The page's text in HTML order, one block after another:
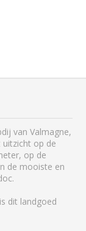
van Valmagne,
uitzicht op de
op de
de mooiste en
dit landgoed